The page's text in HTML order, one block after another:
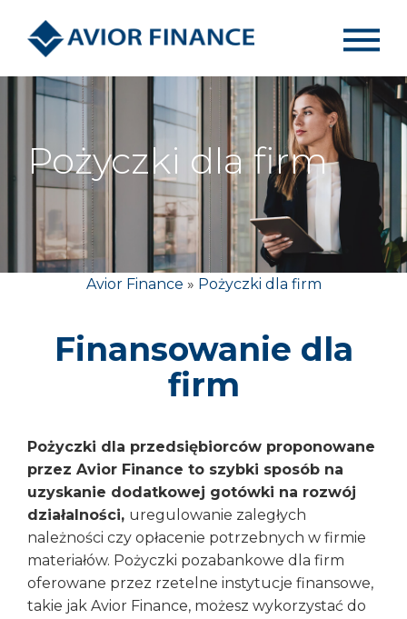
Pożyczki dla firm
Avior Finance » Pożyczki dla firm
Finansowanie dla
firm
Pożyczki dla przedsiębiorców proponowane
przez Avior Finance to szybki sposób na
uzyskanie dodatkowej gotówki na rozwój
działalności, uregulowanie zaległych
należności czy opłacenie potrzebnych w firmie
materiałów. Pożyczki pozabankowe dla firm
oferowane przez rzetelne instytucje finansowe,
takie jak Avior Finance, możesz wykorzystać do